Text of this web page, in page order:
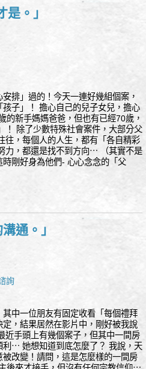
是。」
排」過的！今天一連好幾組個案，
子」！ 擔心自己的兒子女兒，擔心
新手媽媽爸爸，但也有已經70歲，
除了少數特殊社會案件，大部分父
往，每個人的人生，都有「各自精彩
力，都還是找不到方向⋯ （其實不是
剛好身為他們- 心心念念的「父
通。」
詢
中一位朋友有固定收看「每個禮拜
，結果居然在影片中，剛好被我說
手頭上有幾個案子，但其中一間房
利⋯ 她想知道到底怎麼了？ 我說，天
改變！請問，這是怎麼樣的一間房